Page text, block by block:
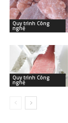
Quy trình Công
nghệ
Quy trình Công
nghệ